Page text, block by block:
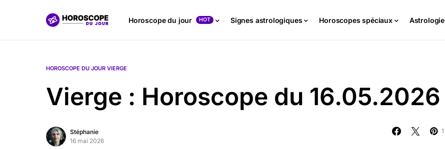
Horoscope du jour HOT Signes astrologiques Horoscopes spéciaux Astrologie
HOROSCOPE DU JOUR VIERGE
Vierge : Horoscope du 16.05.2026
Stéphanie
16 mai 2026
1